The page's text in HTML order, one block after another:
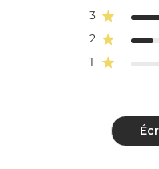
3
2
1